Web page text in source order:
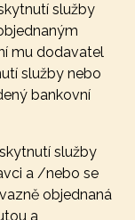
služby
mu dodavatel
služby nebo
bankovní
služby
a /nebo se
objednaná
a